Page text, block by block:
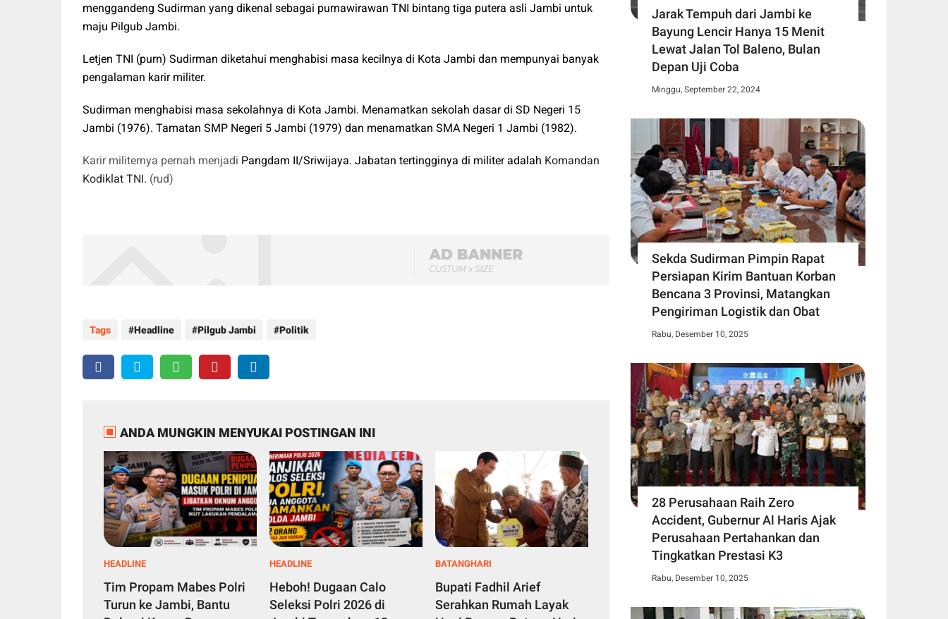
menggandeng Sudirman yang dikenal sebagai purnawirawan TNI bintang tiga putera asli Jambi untuk
maju Pilgub Jambi.
Letjen TNI (purn) Sudirman diketahui menghabisi masa kecilnya di Kota Jambi dan mempunyai banyak
pengalaman karir militer.
Sudirman menghabisi masa sekolahnya di Kota Jambi. Menamatkan sekolah dasar di SD Negeri 15
Jambi (1976). Tamatan SMP Negeri 5 Jambi (1979) dan menamatkan SMA Negeri 1 Jambi (1982).
Karir militernya pernah menjadi Pangdam II/Sriwijaya. Jabatan tertingginya di militer adalah Komandan
Kodiklat TNI. (rud)
Tags Headline Pilgub Jambi Politik
ANDA MUNGKIN MENYUKAI POSTINGAN INI
HEADLINE
Tim Propam Mabes Polri
Turun ke Jambi, Bantu
HEADLINE
Heboh! Dugaan Calo
Seleksi Polri 2026 di
BATANGHARI
Bupati Fadhil Arief
Serahkan Rumah Layak
Jarak Tempuh dari Jambi ke
Bayung Lencir Hanya 15 Menit
Lewat Jalan Tol Baleno, Bulan
Depan Uji Coba
Minggu, September 22, 2024
Sekda Sudirman Pimpin Rapat
Persiapan Kirim Bantuan Korban
Bencana 3 Provinsi, Matangkan
Pengiriman Logistik dan Obat
Rabu, Desember 10, 2025
28 Perusahaan Raih Zero
Accident, Gubernur Al Haris Ajak
Perusahaan Pertahankan dan
Tingkatkan Prestasi K3
Rabu, Desember 10, 2025